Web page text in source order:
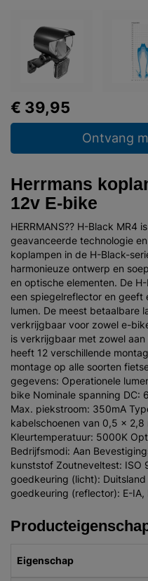
€ 39,95
Ontvang
Herrmans
12v E-bike
HERRMANS?? H-Black MR4
geavanceerde technologie
koplampen in de H-Black-
harmonieuze ontwerp en
en optische elementen. De
een spiegelreflector en
lumen. De meest betaalbare
verkrijgbaar voor zowel e-
is verkrijgbaar met zowel
heeft 12 verschillende
montage op alle soorten
gegevens: Operationele
bike Nominale spanning DC:
Max. piekstroom: 350mA
kabelschoenen van 0,5 x 2,8
Kleurtemperatuur: 5000K
Bedrijfsmodi: Aan
kunststof Zoutneveltest: ISO
goedkeuring (licht):
goedkeuring (reflector): E-IA,
Eigenschap